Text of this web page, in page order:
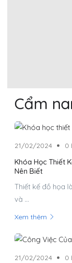
Cẩm
21/02/2024 0
Khóa Học Thiết
Nên Biết
Thiết kế đồ họa
và ...
Xem thêm
21/02/2024 0